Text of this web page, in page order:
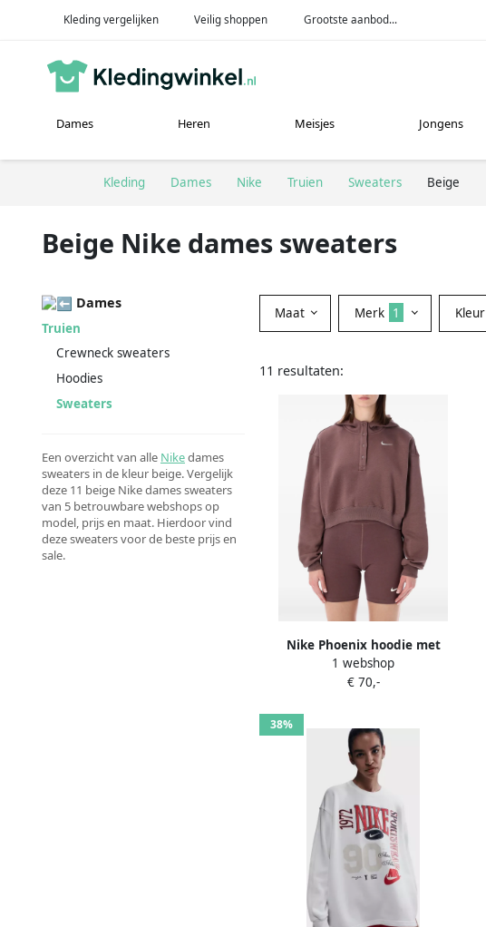
Kleding vergelijken Veilig shoppen Grootste aanbod...
Dames Heren Meisjes Jongens
Kleding Dames Nike Truien Sweaters Beige
Beige Nike dames sweaters
Dames
Truien
Crewneck sweaters
Hoodies
Sweaters
Een overzicht van alle Nikedames
sweaters in de kleur beige. Vergelijk
deze 11 beige Nike dames sweaters
van 5 betrouwbare webshops op
model, prijs en maat. Hierdoor vind
deze sweaters voor de beste prijs en
sale.
Maat Merk 1 Kleur
11 resultaten:
Nike Phoenix hoodie met
geborduurd logo Roze
1 webshop
€ 70,-
38%